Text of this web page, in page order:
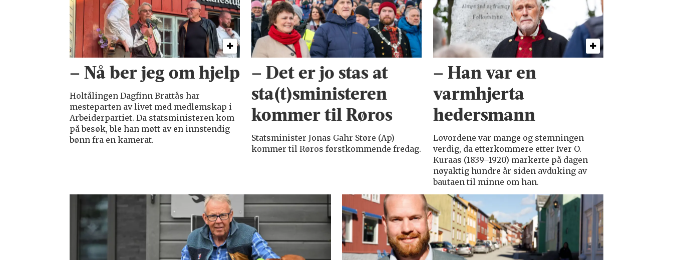
– Nå ber jeg om hjelp
Holtålingen Dagfinn Brattås har
mesteparten av livet med medlemskap i
Arbeiderpartiet. Da statsministeren kom
på besøk, ble han møtt av en innstendig
bønn fra en kamerat.
– Det er jo stas at
sta(t)sministeren
kommer til Røros
Statsminister Jonas Gahr Støre (Ap)
kommer til Røros førstkommende fredag.
– Han var en
varmhjerta
hedersmann
Lovordene var mange og stemningen
verdig, da etterkommere etter Iver O.
Kuraas (1839–1920) markerte på dagen
nøyaktig hundre år siden avduking av
bautaen til minne om han.